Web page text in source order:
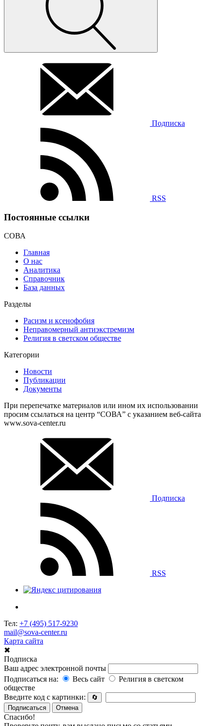
Подписка
RSS
Постоянные ссылки
СОВА
Главная
О нас
Аналитика
Справочник
База данных
Разделы
Расизм и ксенофобия
Неправомерный антиэкстремизм
Религия в светском обществе
Категории
Новости
Публикации
Документы
При перепечатке материалов или ином их использовании
просим ссылаться на центр “СОВА” с указанием веб-сайта
www.sova-center.ru
Подписка
RSS
Тел: +7 (495) 517-9230
mail@sova-center.ru
Карта сайта
✖
Подписка
Ваш адрес электронной почты
Подписаться на:
Весь сайт
Религия в светском
обществе
Введите код с картинки:
🔄
Подписаться
Отмена
Спасибо!